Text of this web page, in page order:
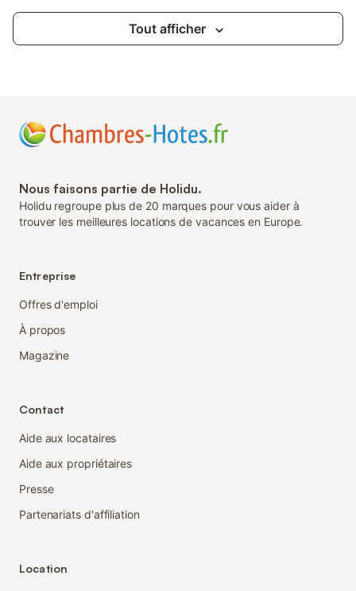
Tout afficher
Nous faisons partie de Holidu.
Holidu regroupe plus de 20 marques pour vous aider à
trouver les meilleures locations de vacances en Europe.
Entreprise
Offres d'emploi
À propos
Magazine
Contact
Aide aux locataires
Aide aux propriétaires
Presse
Partenariats d'affiliation
Location